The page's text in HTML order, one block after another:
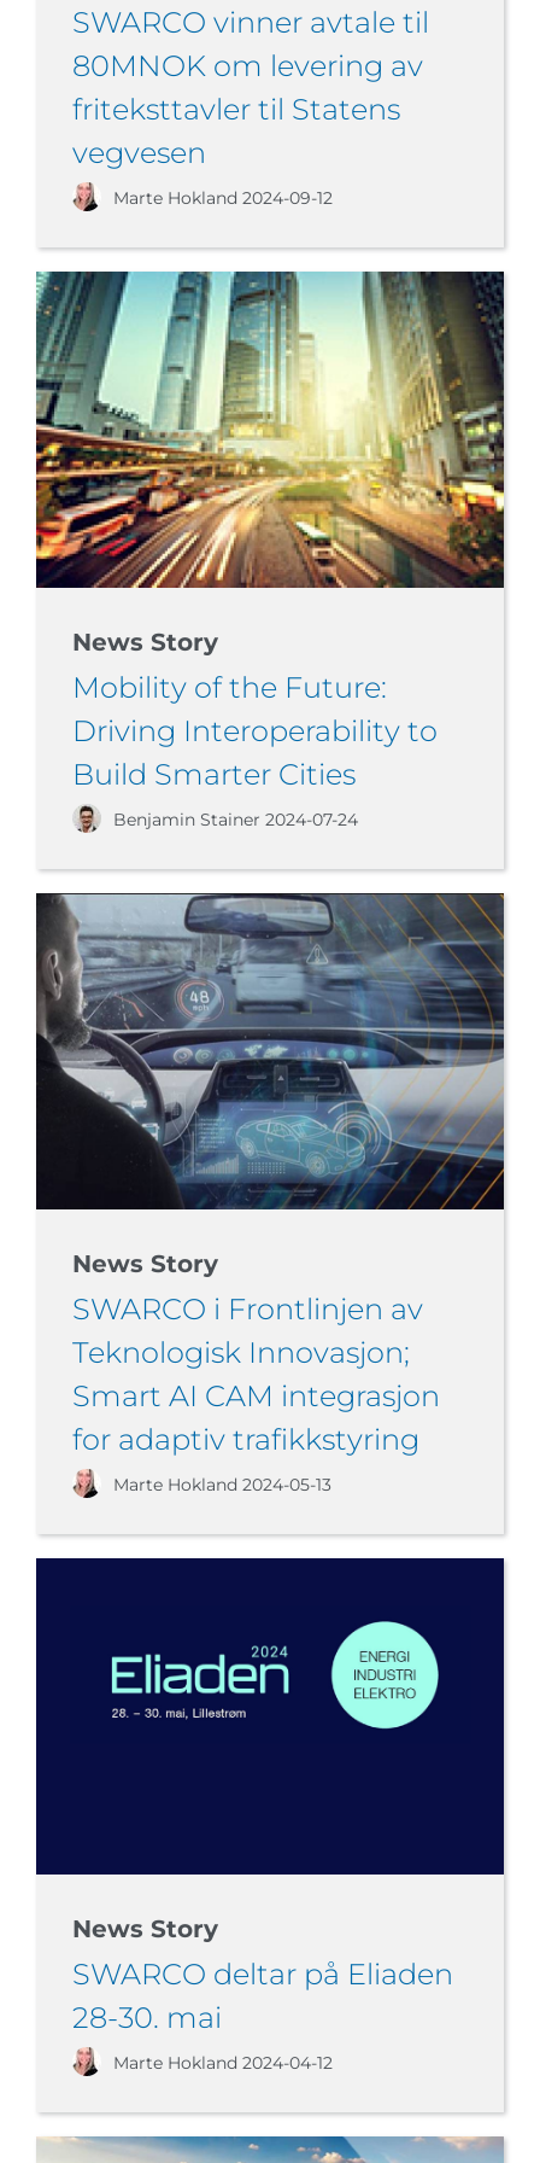
SWARCO vinner avtale til
80MNOK om levering av
friteksttavler til Statens
vegvesen
Marte Hokland 2024-09-12
News Story
Mobility of the Future:
Driving Interoperability to
Build Smarter Cities
Benjamin Stainer 2024-07-24
News Story
SWARCO i Frontlinjen av
Teknologisk Innovasjon;
Smart AI CAM integrasjon
for adaptiv trafikkstyring
Marte Hokland 2024-05-13
News Story
SWARCO deltar på Eliaden
28-30. mai
Marte Hokland 2024-04-12